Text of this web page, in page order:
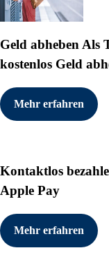
Geld abheben Als
kostenlos Geld
Mehr erfahren
Kontaktlos
Apple Pay
Mehr erfahren